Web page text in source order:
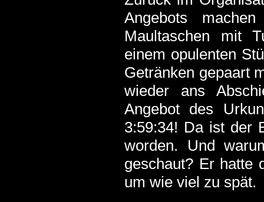
Angebots
Maultaschen mit
einem opulenten
Getränken gepaart
wieder ans
Angebot des
3:59:34! Da ist der
worden. Und
geschaut? Er hatte
um wie viel zu spät.